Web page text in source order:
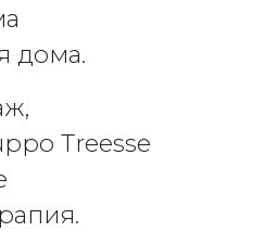
дома.
Treesse